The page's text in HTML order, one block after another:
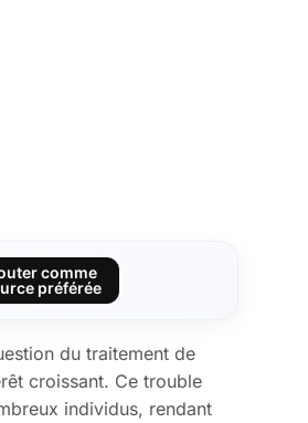
comme
préférée
du traitement de
croissant. Ce trouble
individus, rendant